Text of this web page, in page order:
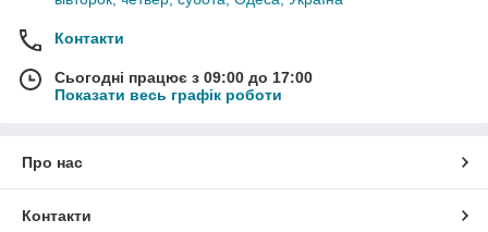
Контакти
Сьогодні працює з 09:00 до 17:00
Показати весь графік роботи
Про нас
Контакти